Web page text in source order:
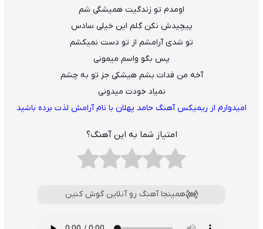
اومدم تو زندگیت همیشگی شم
پیچیدش نکن گلم این خیلی سادس
تو شدی آرامشم از تو دست نمیکشم
پس بگو واسم میمونی
آخه من فدات بشم هیشکی جز تو به چشم
نمیاد خودت میدونی
امیدوارم از ریمیکس آهنگ حامد پهلان با نام آرامش لذت برده باشید
امتیاز شما به این آهنگ؟
همینجا آهنگ رو آنلاین گوش کنین